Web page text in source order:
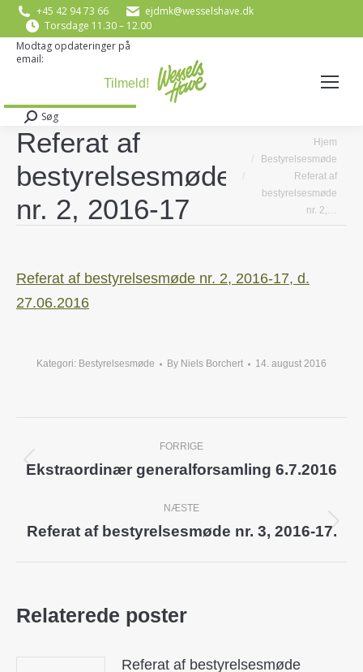
+45 42 94 73 66
ejdmk@wesselshave.dk
Torsdage 11.30 – 12.00
Modtag opdateringer på
email:
Search:
Søg
Referat af
bestyrelsesmøde
nr. 2, 2016-17
Hjem
Bestyrelsesmøde
Referat af
bestyrelsesmøde
nr. 2,…
Referat af bestyrelsesmøde nr. 2, 2016-17, d.
27.06.2016
Kategori: Bestyrelsesmøde By Niels Borchert 14. august 2016
navigation
FORRIGE
Previous
Ekstraordinær generalforsamling 6.7.2016
NÆSTE
Next
Referat af bestyrelsesmøde nr. 3, 2016-17.
Relaterede poster
Referat af bestyrelsesmøde